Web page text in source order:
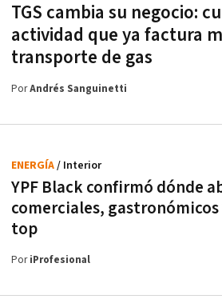
TGS cambia su negocio:
actividad que ya factura
transporte de gas
PorAndrés Sanguinetti
YPF Black confirmó dónde
comerciales,
top
ENERGÍA/ Interior
PoriProfesional